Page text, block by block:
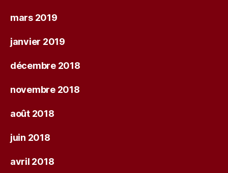
mars 2019
janvier 2019
décembre 2018
novembre 2018
août 2018
juin 2018
avril 2018